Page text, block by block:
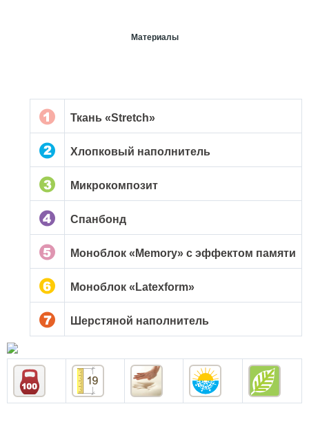
Материалы
Ткань «Stretch»
Хлопковый наполнитель
Микрокомпозит
Спанбонд
Моноблок «Memory» с эффектом памяти
Моноблок «Latexform»
Шерстяной наполнитель